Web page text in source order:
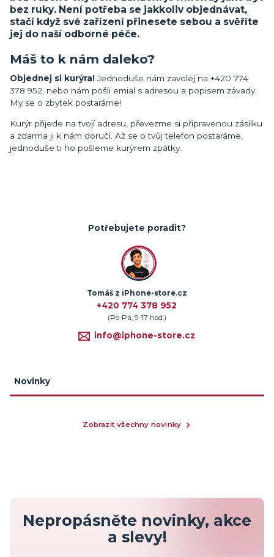
bez ruky. Není potřeba se jakkoliv objednávat,
stačí když své zařízení přinesete sebou a svěříte
jej do naší odborné péče.
Máš to k nám daleko?
Objednej si kurýra!Jednoduše nám zavolej na +420 774
378 952, nebo nám pošli emial s adresou a popisem závady.
My se o zbytek postaráme!
Kurýr přijede na tvojí adresu, převezme si připravenou zásilku
a zdarma ji k nám doručí. Až se o tvůj telefon postaráme,
jednoduše ti ho pošleme kurýrem zpátky.
Potřebujete poradit?
Tomáš z iPhone-store.cz
+420 774 378 952
(Po-Pá, 9-17 hod.)
info@iphone-store.cz
Novinky
Zobrazit všechny novinky
Nepropásněte novinky, akce
a slevy!